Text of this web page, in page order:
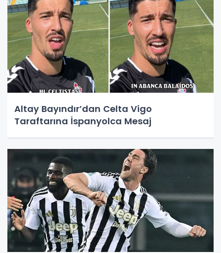
Altay Bayındır’dan Celta Vigo
Taraftarına İspanyolca Mesaj